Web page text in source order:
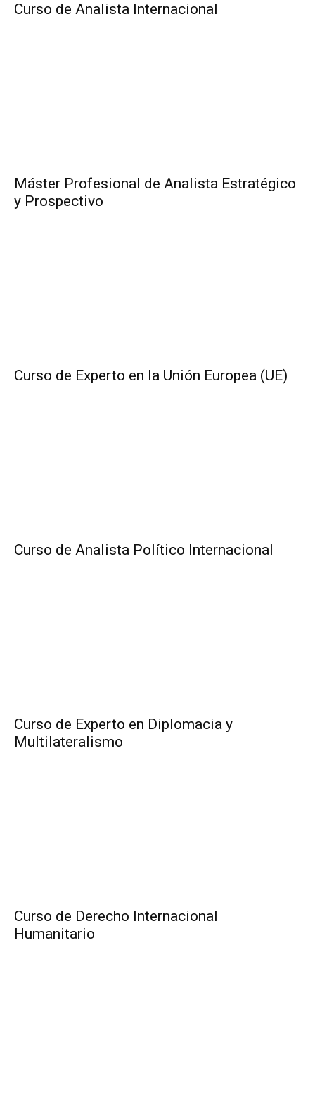
Curso de Analista Internacional
Máster Profesional de Analista Estratégico
y Prospectivo
Curso de Experto en la Unión Europea (UE)
Curso de Analista Político Internacional
Curso de Experto en Diplomacia y
Multilateralismo
Curso de Derecho Internacional
Humanitario